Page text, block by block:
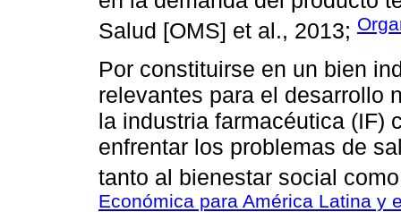
Salud [OMS] et al., 2013;
Por constituirse en un bien
relevantes para el desarrollo
la industria farmacéutica (IF)
enfrentar los problemas de
tanto al bienestar social
Económica para América Latina y